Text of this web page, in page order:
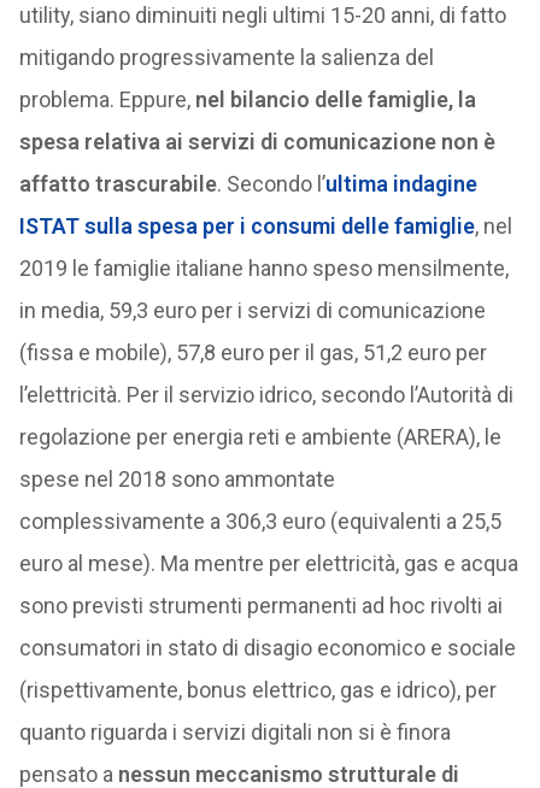
utility, siano diminuiti negli ultimi 15-20 anni, di fatto
mitigando progressivamente la salienza del
problema. Eppure, nel bilancio delle famiglie, la
spesa relativa ai servizi di comunicazione non è
affatto trascurabile. Secondo l’ultima indagine
ISTAT sulla spesa per i consumi delle famiglie, nel
2019 le famiglie italiane hanno speso mensilmente,
in media, 59,3 euro per i servizi di comunicazione
(fissa e mobile), 57,8 euro per il gas, 51,2 euro per
l’elettricità. Per il servizio idrico, secondo l’Autorità di
regolazione per energia reti e ambiente (ARERA), le
spese nel 2018 sono ammontate
complessivamente a 306,3 euro (equivalenti a 25,5
euro al mese). Ma mentre per elettricità, gas e acqua
sono previsti strumenti permanenti ad hoc rivolti ai
consumatori in stato di disagio economico e sociale
(rispettivamente, bonus elettrico, gas e idrico), per
quanto riguarda i servizi digitali non si è finora
pensato a nessun meccanismo strutturale di